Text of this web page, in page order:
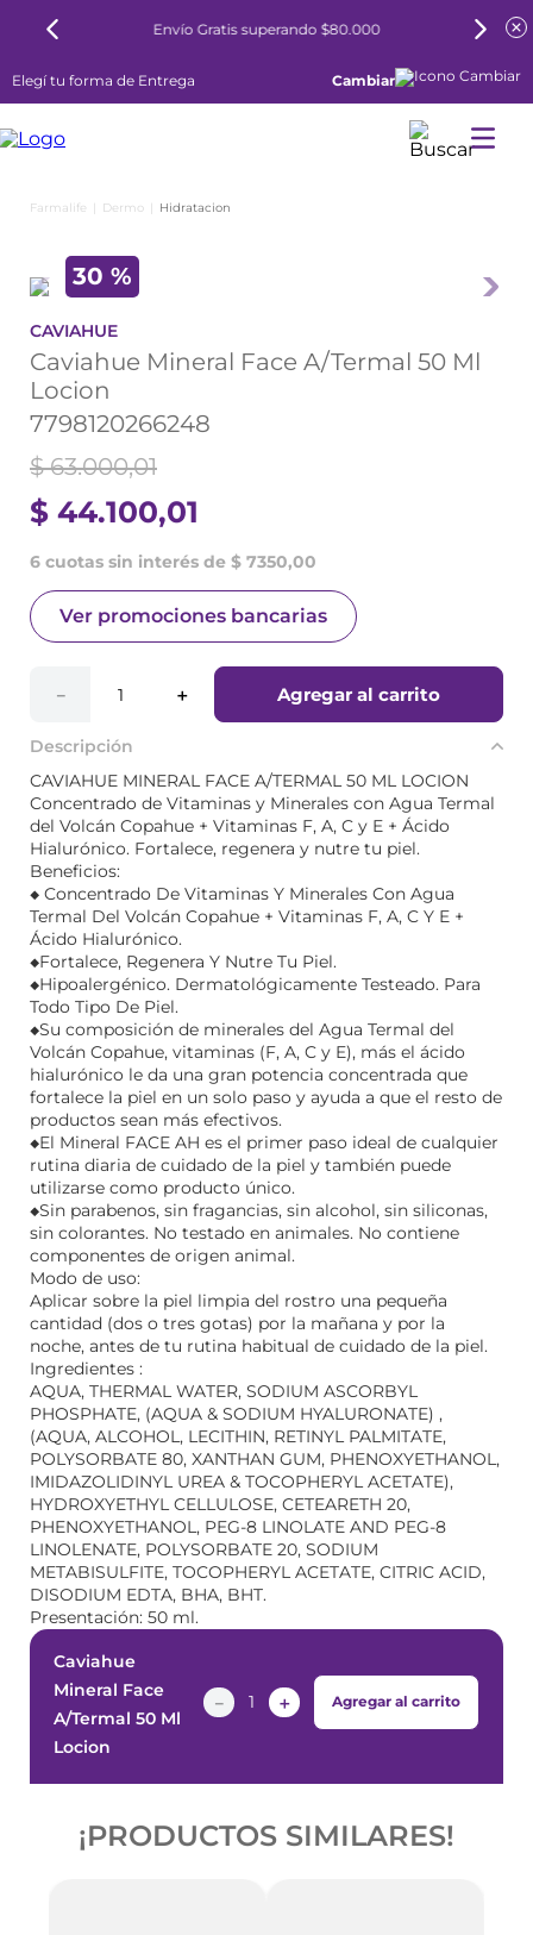
Envío Gratis superando $80.000
Elegí tu forma de Entrega Cambiar
Dermo Hidratacion
30 %
CAVIAHUE
Caviahue Mineral Face A/Termal 50 Ml
Locion
7798120266248
$ 44.100,01
$ 63.000,01
6 cuotas sin interés de $ 7350,00
Ver promociones bancarias
＋
－ Agregar al carrito
Descripción
CAVIAHUE MINERAL FACE A/TERMAL 50 ML LOCION
Concentrado de Vitaminas y Minerales con Agua Termal
del Volcán Copahue + Vitaminas F, A, C y E + Ácido
Hialurónico. Fortalece, regenera y nutre tu piel.
Beneficios:
◆ Concentrado De Vitaminas Y Minerales Con Agua
Termal Del Volcán Copahue + Vitaminas F, A, C Y E +
Ácido Hialurónico.
◆Fortalece, Regenera Y Nutre Tu Piel.
◆Hipoalergénico. Dermatológicamente Testeado. Para
Todo Tipo De Piel.
◆Su composición de minerales del Agua Termal del
Volcán Copahue, vitaminas (F, A, C y E), más el ácido
hialurónico le da una gran potencia concentrada que
fortalece la piel en un solo paso y ayuda a que el resto de
productos sean más efectivos.
◆El Mineral FACE AH es el primer paso ideal de cualquier
rutina diaria de cuidado de la piel y también puede
utilizarse como producto único.
◆Sin parabenos, sin fragancias, sin alcohol, sin siliconas,
sin colorantes. No testado en animales. No contiene
componentes de origen animal.
Modo de uso:
Aplicar sobre la piel limpia del rostro una pequeña
cantidad (dos o tres gotas) por la mañana y por la
noche, antes de tu rutina habitual de cuidado de la piel.
Ingredientes :
AQUA, THERMAL WATER, SODIUM ASCORBYL
PHOSPHATE, (AQUA & SODIUM HYALURONATE) ,
(AQUA, ALCOHOL, LECITHIN, RETINYL PALMITATE,
POLYSORBATE 80, XANTHAN GUM, PHENOXYETHANOL,
IMIDAZOLIDINYL UREA & TOCOPHERYL ACETATE),
HYDROXYETHYL CELLULOSE, CETEARETH 20,
PHENOXYETHANOL, PEG-8 LINOLATE AND PEG-8
LINOLENATE, POLYSORBATE 20, SODIUM
METABISULFITE, TOCOPHERYL ACETATE, CITRIC ACID,
DISODIUM EDTA, BHA, BHT.
Presentación: 50 ml.
Caviahue
Mineral Face
A/Termal 50 Ml
Locion
＋
－ Agregar al carrito
¡PRODUCTOS SIMILARES!